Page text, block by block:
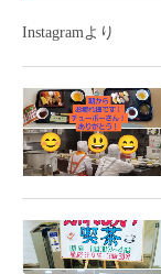
Instagramより